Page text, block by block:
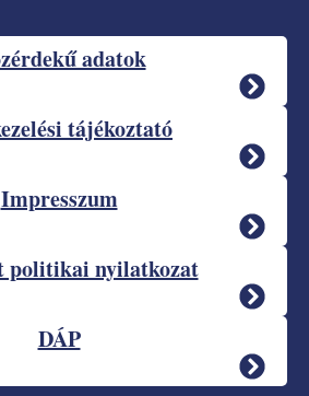
adatok
tájékoztató
Impresszum
politikai nyilatkozat
DÁP